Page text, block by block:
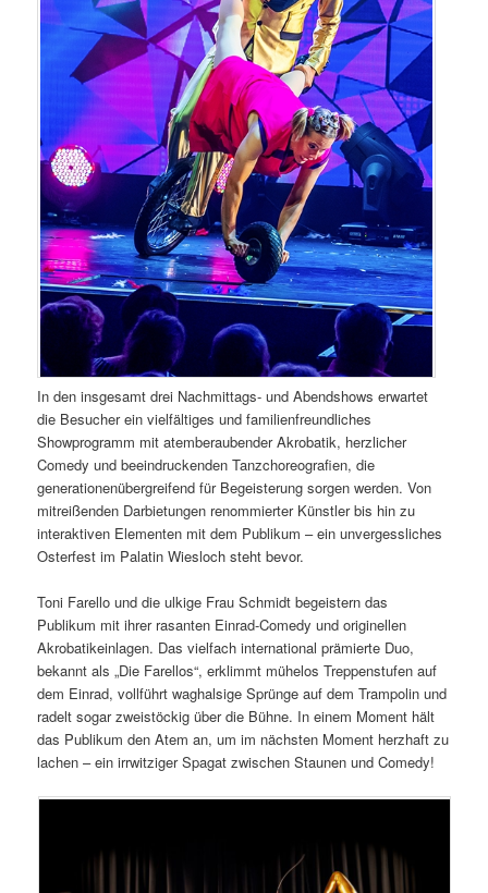
In den insgesamt drei Nachmittags- und Abendshows erwartet
die Besucher ein vielfältiges und familienfreundliches
Showprogramm mit atemberaubender Akrobatik, herzlicher
Comedy und beeindruckenden Tanzchoreografien, die
generationenübergreifend für Begeisterung sorgen werden. Von
mitreißenden Darbietungen renommierter Künstler bis hin zu
interaktiven Elementen mit dem Publikum – ein unvergessliches
Osterfest im Palatin Wiesloch steht bevor.
Toni Farello und die ulkige Frau Schmidt begeistern das
Publikum mit ihrer rasanten Einrad-Comedy und originellen
Akrobatikeinlagen. Das vielfach international prämierte Duo,
bekannt als „Die Farellos“, erklimmt mühelos Treppenstufen auf
dem Einrad, vollführt waghalsige Sprünge auf dem Trampolin und
radelt sogar zweistöckig über die Bühne. In einem Moment hält
das Publikum den Atem an, um im nächsten Moment herzhaft zu
lachen – ein irrwitziger Spagat zwischen Staunen und Comedy!